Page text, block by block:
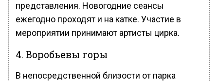
представления. Новогодние сеансы
ежегодно проходят и на катке. Участие в
мероприятии принимают артисты цирка.
4. Воробьевы горы
В непосредственной близости от парка